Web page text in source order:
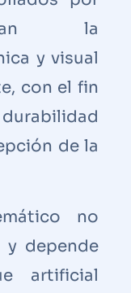
la
y visual
con el fin
de la
no
y depende
artificial